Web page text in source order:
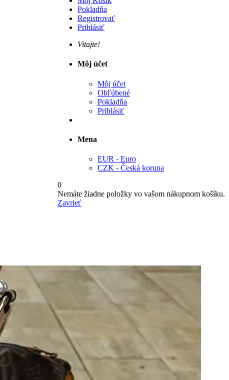
Pokladňa
Registrovať
Prihlásiť
Vitajte!
Môj účet
Môj účet
Obľúbené
Pokladňa
Prihlásiť
Mena
EUR - Euro
CZK - Česká koruna
0
Nemáte žiadne položky vo vašom nákupnom košíku.
Zavrieť